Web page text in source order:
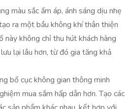
màu sắc ấm áp, ánh sáng dịu nhẹ
ra một bầu không khí thân thiện
này không chỉ thu hút khách hàng
lại lâu hơn, từ đó gia tăng khả
bố cục không gian thông minh
mua sắm hấp dẫn hơn. Tạo các